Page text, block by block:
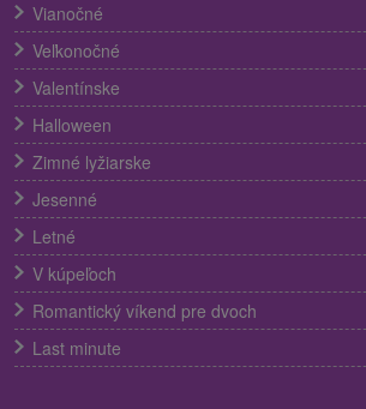
Vianočné
Veľkonočné
Valentínske
Halloween
Zimné lyžiarske
Jesenné
Letné
V kúpeľoch
Romantický víkend pre dvoch
Last minute